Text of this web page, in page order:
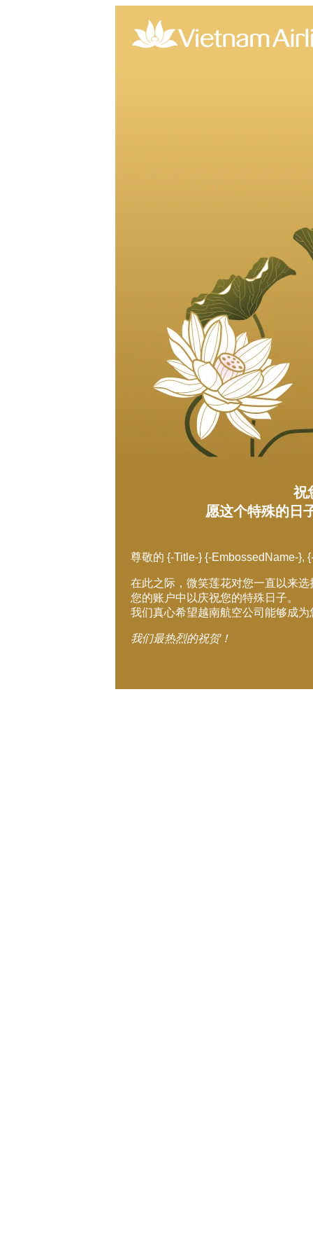
祝
愿这个特殊的日
尊敬的 {-Title-} {-EmbossedName-},
在此之际，微笑莲花对您一直以来
您的账户中以庆祝您的特殊日子。
我们真心希望越南航空公司能够成
我们最热烈的祝贺！